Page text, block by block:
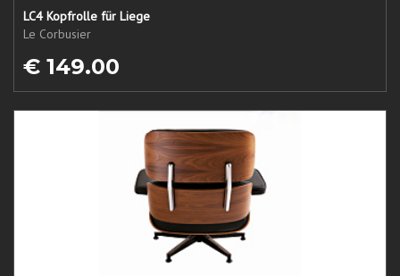
LC4 Kopfrolle für Liege
Le Corbusier
€ 149.00